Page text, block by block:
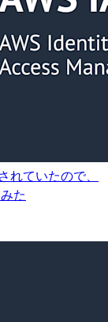
ていたので、
た